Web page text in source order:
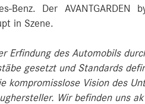
Benz. Der
in Szene.
Erfindung des Automobils
gesetzt und Standards
kompromisslose Vision des
Wir befinden uns